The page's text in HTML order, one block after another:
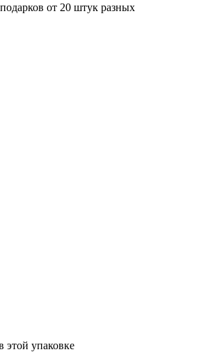
от 20 штук разных
этой упаковке